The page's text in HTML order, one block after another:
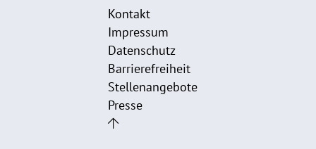
Kontakt
Impressum
Datenschutz
Barrierefreiheit
Stellenangebote
Presse